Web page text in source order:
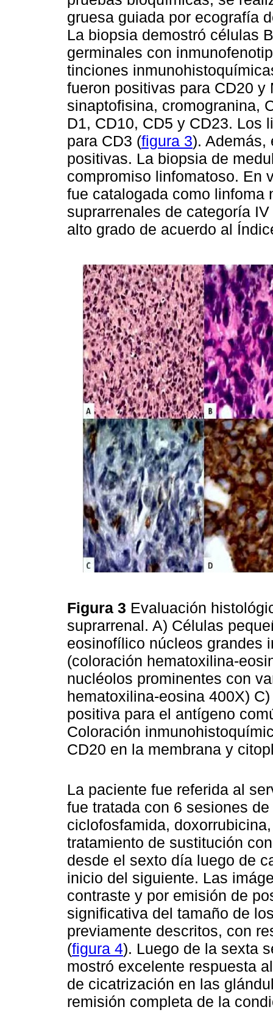
gruesa guiada por ecografía
La biopsia demostró células
germinales con
tinciones
fueron positivas para CD20
sinaptofisina, cromogranina,
D1, CD10, CD5 y CD23. Los
para CD3 (figura 3). Además,
positivas. La biopsia de
compromiso linfomatoso. En
fue catalogada como linfoma
suprarrenales de categoría
alto grado de acuerdo al
Figura 3 Evaluación
suprarrenal. A) Células
eosinofílico núcleos grandes
(coloración hematoxilina-
nucléolos prominentes con
hematoxilina-eosina 400X)
positiva para el antígeno
Coloración
CD20 en la membrana y
La paciente fue referida al
fue tratada con 6 sesiones
ciclofosfamida,
tratamiento de sustitución
desde el sexto día luego de
inicio del siguiente. Las
contraste y por emisión de
significativa del tamaño de
previamente descritos, con
(figura 4). Luego de la sexta
mostró excelente respuesta
de cicatrización en las
remisión completa de la